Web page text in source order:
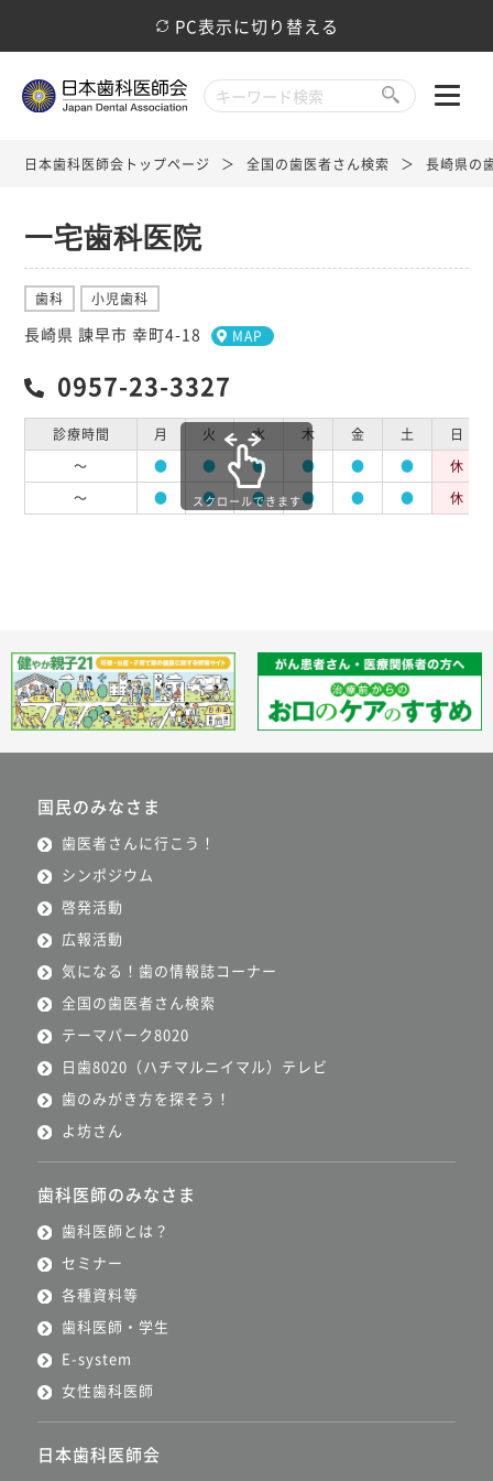
PC表示に切り替える
日本歯科医師会トップページ 全国の歯医者さん検索 長崎県の
一宅歯科医院
歯科 小児歯科
長崎県 諫早市 幸町4-18 MAP
0957-23-3327
診療時間 月 火 水 木 金 土
日
～
● ● ● ● ● ●
休
～
● ● ● ● ● ● 休
スクロールできます
国民のみなさま
歯医者さんに行こう！
シンポジウム
啓発活動
広報活動
気になる！歯の情報誌コーナー
全国の歯医者さん検索
テーマパーク8020
日歯8020（ハチマルニイマル）テレビ
歯のみがき方を探そう！
よ坊さん
歯科医師のみなさま
歯科医師とは？
セミナー
各種資料等
歯科医師・学生
E-system
女性歯科医師
日本歯科医師会